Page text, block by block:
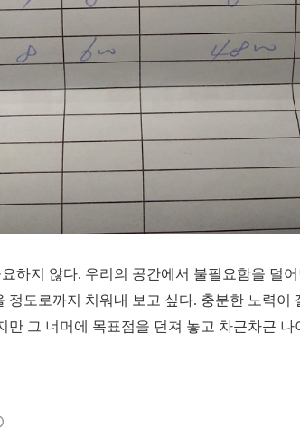
하지 않다. 우리의 공간에서 불필요함을 덜
정도로까지 치워내 보고 싶다. 충분한 노력이
만 그 너머에 목표점을 던져 놓고 차근차근 나